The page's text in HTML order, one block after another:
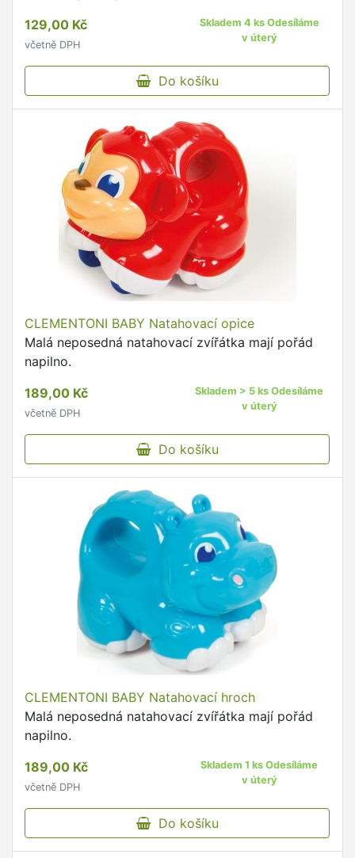
129,00 Kč
včetně DPH
Skladem 4 ks Odesíláme
v úterý
Do košíku
CLEMENTONI BABY Natahovací opice
Malá neposedná natahovací zvířátka mají pořád
napilno.
189,00 Kč
včetně DPH
Skladem > 5 ks Odesíláme
v úterý
Do košíku
CLEMENTONI BABY Natahovací hroch
Malá neposedná natahovací zvířátka mají pořád
napilno.
189,00 Kč
včetně DPH
Skladem 1 ks Odesíláme
v úterý
Do košíku